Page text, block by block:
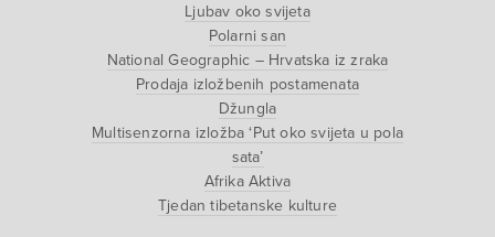
Ljubav oko svijeta
Polarni san
National Geographic – Hrvatska iz zraka
Prodaja izložbenih postamenata
Džungla
Multisenzorna izložba ‘Put oko svijeta u pola
sata’
Afrika Aktiva
Tjedan tibetanske kulture